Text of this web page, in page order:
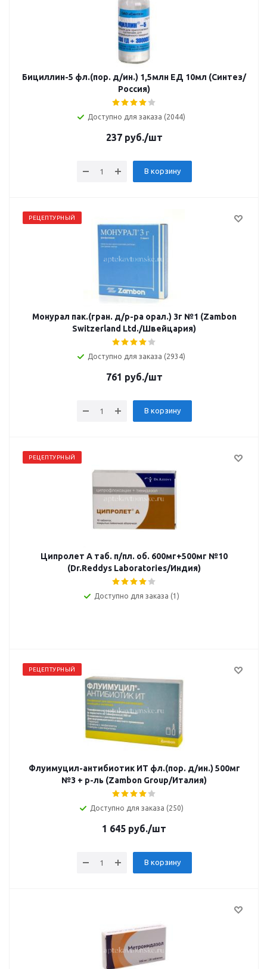
Бициллин-5 фл.(пор. д/ин.) 1,5млн ЕД 10мл (Синтез/
Россия)
Доступно для заказа (2044)
237руб./шт
В корзину
РЕЦЕПТУРНЫЙ
Монурал пак.(гран. д/р-ра орал.) 3г №1 (Zambon
Switzerland Ltd./Швейцария)
Доступно для заказа (2934)
761 руб./шт
В корзину
РЕЦЕПТУРНЫЙ
Ципролет А таб. п/пл. об. 600мг+500мг №10
(Dr.Reddys Laboratories/Индия)
Доступно для заказа (1)
РЕЦЕПТУРНЫЙ
Флуимуцил-антибиотик ИТ фл.(пор. д/ин.) 500мг
№3 + р-ль (Zambon Group/Италия)
Доступно для заказа (250)
1 645 руб./шт
В корзину